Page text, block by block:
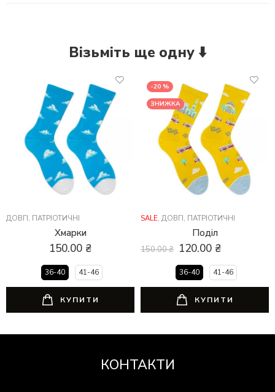
Візьміть ще одну ⬇️
ДОВГІ, ПАТРІОТИЧНІ
Хмарки
150.00 ₴
36-40 41-46
КУПИТИ
-20 %
ЗНИЖКА
SALE, ДОВГІ, ПАТРІОТИЧНІ
Поділ
150.00₴ 120.00 ₴
36-40 41-46
КУПИТИ
КОНТАКТИ